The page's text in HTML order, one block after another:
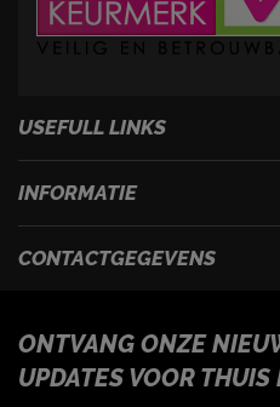
USEFULL LINKS
INFORMATIE
CONTACTGEGEVENS
ONTVANG ONZE
UPDATES VOOR